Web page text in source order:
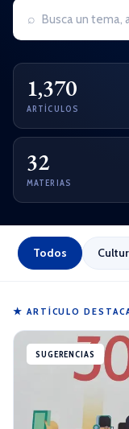
⌕
1,370
ARTÍCULOS
32
MATERIAS
Todos
★ ARTÍCULO
SUGERENCIAS